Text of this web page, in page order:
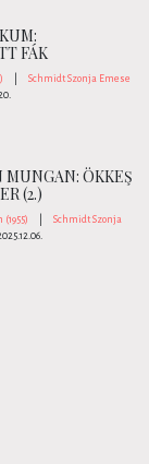
FÁK
Schmidt Szonja Emese
ÖKKEŞ
(2.)
Schmidt Szonja